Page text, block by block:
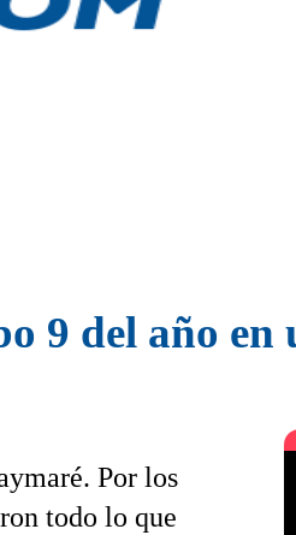
9 del año
Por los
todo lo que